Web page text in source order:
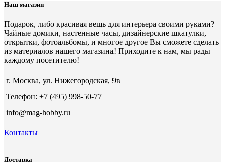
Наш магазин
Подарок, либо красивая вещь для интерьера своими руками?
Чайные домики, настенные часы, дизайнерские шкатулки,
открытки, фотоальбомы, и многое другое Вы сможете сделать
из материалов нашего магазина! Приходите к нам, мы рады
каждому посетителю!
г. Москва, ул. Нижегородская, 9в
Телефон: +7 (495) 998-50-77
info@mag-hobby.ru
Контакты
Доставка